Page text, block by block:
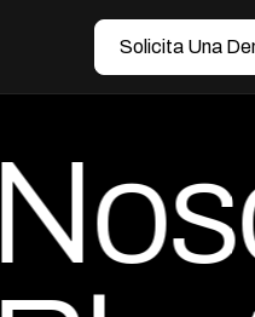
Solicita Una